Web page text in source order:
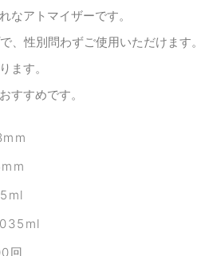
なアトマイザーです。
、性別問わずご使用いただけます。
ます。
すすめです。
回